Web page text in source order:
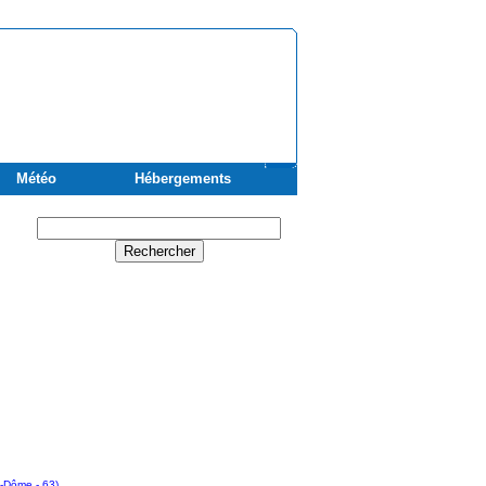
Météo Hébergements